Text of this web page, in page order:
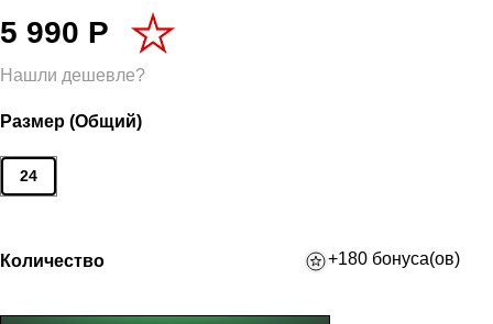
5 990 Р
Нашли дешевле?
Размер (Общий)
24
Количество +180 бонуса(ов)